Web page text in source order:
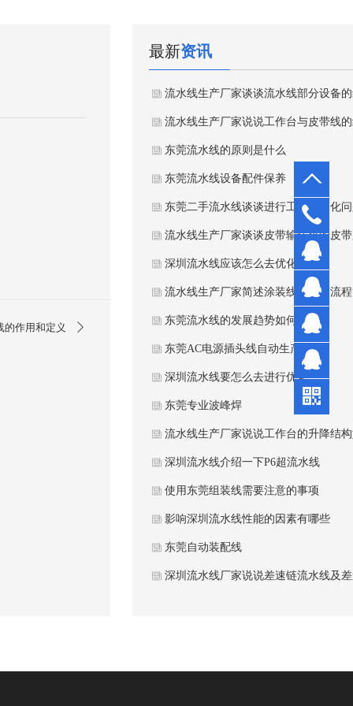
的作用和定义
最新资讯
东莞流水线的原则是什么
东莞流水线设备配件保养
东莞二手流水线谈谈进行工序同期化
深圳流水线应该怎么去优化
东莞流水线的发展趋势如何？
东莞AC电源插头线自动生产线
深圳流水线要怎么去进行优化
东莞专业波峰焊
流水线生产厂家说说工作台的升降结
深圳流水线介绍一下P6超流水线
使用东莞组装线需要注意的事项
影响深圳流水线性能的因素有哪些
东莞自动装配线
0769-
3327
7710
孔先
生
陈先
生
符小
姐
陈小
姐